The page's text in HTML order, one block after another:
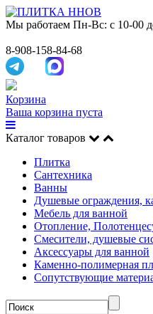
Мы работаем Пн-Вс: с 10-00
8-908-158-84-68
Корзина
Ваша корзина пуста
Каталог товаров
Плитка
Сантехника
Ванны
Душевые ограждения,
Мебель для ванной
Отопление,
Смесители, душевые
Аксессуары для ванной
Каменно-полимерная
Сопутствующие